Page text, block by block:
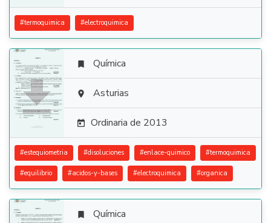
#termoquimica #electroquimica

 Química
 Asturias
 Ordinaria de 2013
#estequiometria #disoluciones #enlace-quimico #termoquimica
#equilibrio #acidos-y-bases #electroquimica #organica
 Química